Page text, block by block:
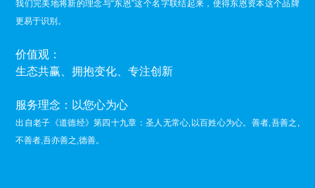
我们完美地将新的理念与“东恩”这个名字联结起来，使得东恩资本这个品牌
更易于识别。
价值观：
生态共赢、拥抱变化、专注创新
服务理念：以您心为心
出自老子《道德经》第四十九章：圣人无常心,以百姓心为心。善者,吾善之,
不善者,吾亦善之,德善。